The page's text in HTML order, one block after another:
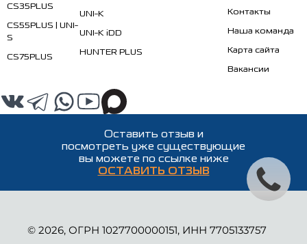
CS35PLUS
CS55PLUS | UNI-
S
CS75PLUS
UNI-K
UNI-K iDD
HUNTER PLUS
Контакты
Наша команда
Карта сайта
Вакансии
Оставить отзыв и
посмотреть уже существующие
вы можете по ссылке ниже
ОСТАВИТЬ ОТЗЫВ
© 2026, ОГРН 1027700000151, ИНН 7705133757